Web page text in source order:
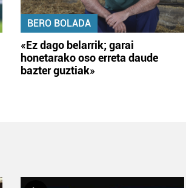
BERO BOLADA
«Ez dago belarrik; garai
honetarako oso erreta daude
bazter guztiak»